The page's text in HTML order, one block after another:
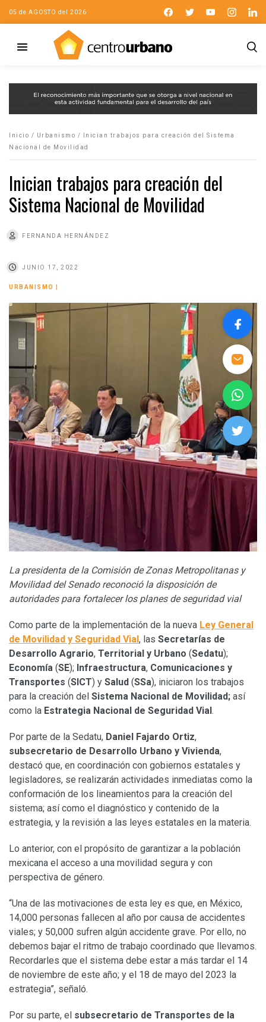
05 de AGOSTO del 2026
Inicio / Urbanismo /
Inician trabajos para creación del Sistema
Nacional de Movilidad
Inician trabajos para creación del
Sistema Nacional de Movilidad
FERNANDA HERNÁNDEZ
JUNIO 17, 2022
URBANISMO
La presidenta de la Comisión de Zonas Metropolitanas y
Movilidad del Senado reconoció la disposición de
autoridades para fortalecer los planes de seguridad vial
Como parte de la implementación de la nueva Ley General
de Movilidad y Seguridad Vial, las Secretarías de
Desarrollo Agrario, Territorial y Urbano (Sedatu);
Economía (SE); Infraestructura, Comunicaciones y
Transportes (SICT) y Salud (SSa), iniciaron los trabajos
para la creación del Sistema Nacional de Movilidad; así
como la Estrategia Nacional de Seguridad Vial.
Por parte de la Sedatu, Daniel Fajardo Ortiz,
subsecretario de Desarrollo Urbano y Vivienda,
destacó que, en coordinación con gobiernos estatales y
legisladores, se realizarán actividades inmediatas como la
conformación de los lineamientos para la creación del
sistema; así como el diagnóstico y contenido de la
estrategia, y la revisión a las leyes estatales en la materia.
Lo anterior, con el propósito de garantizar a la población
mexicana el acceso a una movilidad segura y con
perspectiva de género.
“Una de las motivaciones de esta ley es que, en México,
14,000 personas fallecen al año por causa de accidentes
viales; y 50,000 sufren algún accidente grave. Por ello, no
debemos bajar el ritmo de trabajo coordinado que llevamos.
Recordarles que el sistema debe estar a más tardar el 14
de noviembre de este año; y el 18 de mayo del 2023 la
estrategia”, señaló.
Por su parte, el subsecretario de Transportes de la